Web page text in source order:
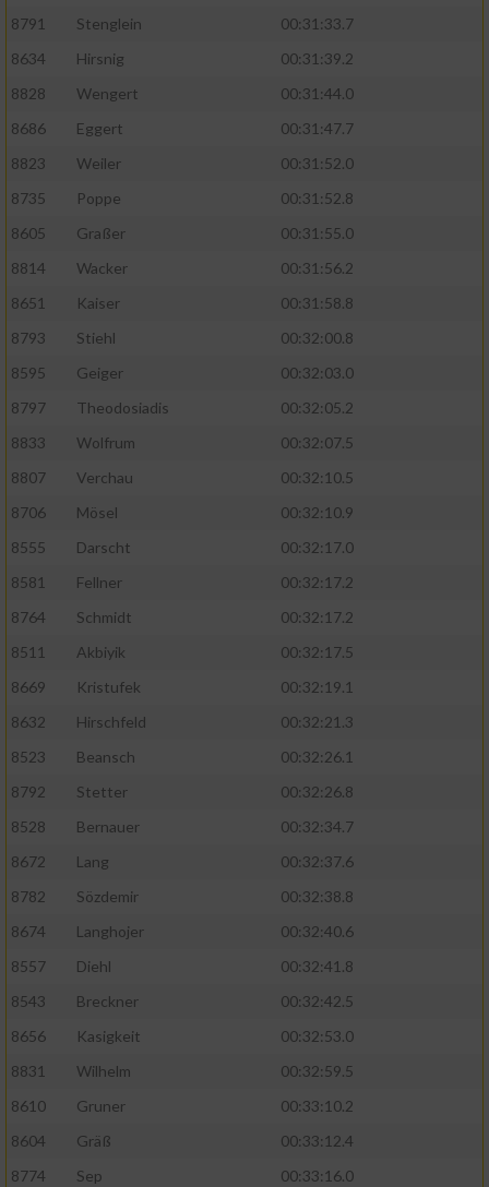
8791
Stenglein
00:31:33.7
8634
Hirsnig
00:31:39.2
8828
Wengert
00:31:44.0
8686
Eggert
00:31:47.7
8823
Weiler
00:31:52.0
8735
Poppe
00:31:52.8
8605
Graßer
00:31:55.0
8814
Wacker
00:31:56.2
8651
Kaiser
00:31:58.8
8793
Stiehl
00:32:00.8
8595
Geiger
00:32:03.0
8797
Theodosiadis
00:32:05.2
8833
Wolfrum
00:32:07.5
8807
Verchau
00:32:10.5
8706
Mösel
00:32:10.9
8555
Darscht
00:32:17.0
8581
Fellner
00:32:17.2
8764
Schmidt
00:32:17.2
8511
Akbiyik
00:32:17.5
8669
Kristufek
00:32:19.1
8632
Hirschfeld
00:32:21.3
8523
Beansch
00:32:26.1
8792
Stetter
00:32:26.8
8528
Bernauer
00:32:34.7
8672
Lang
00:32:37.6
8782
Sözdemir
00:32:38.8
8674
Langhojer
00:32:40.6
8557
Diehl
00:32:41.8
8543
Breckner
00:32:42.5
8656
Kasigkeit
00:32:53.0
8831
Wilhelm
00:32:59.5
8610
Gruner
00:33:10.2
8604
Gräß
00:33:12.4
8774
Sep
00:33:16.0